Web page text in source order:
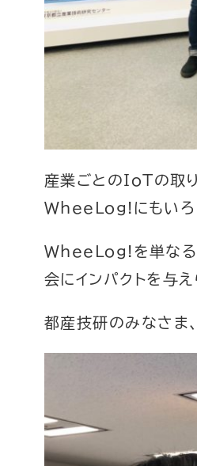
産業ごとのIoTの取り
WheeLog!にもいろ
WheeLog!を単なる
会にインパクトを与
都産技研のみなさま